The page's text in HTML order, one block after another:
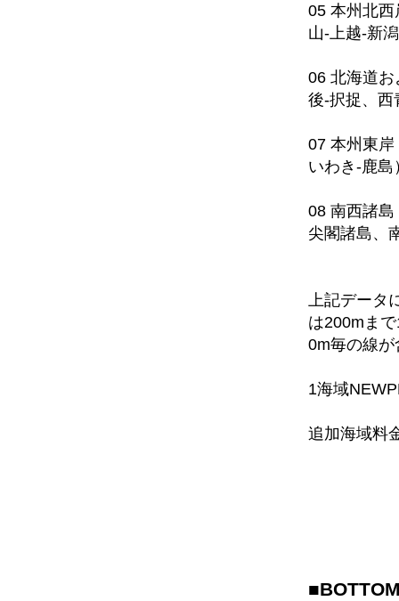
05 本州北
山-上越-新
06 北海道
後-択捉、西
07 本州東
いわき-鹿島
08 南西諸
尖閣諸島、
上記デー
は200mま
0m毎の線
1海域
追加海域料